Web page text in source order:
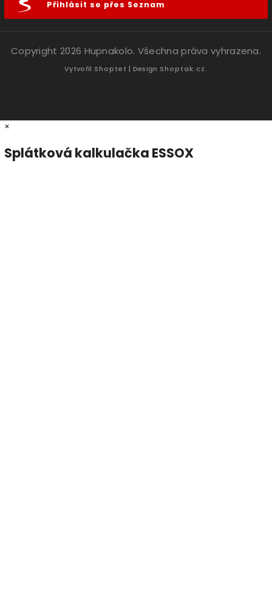
Přihlásit se přes Seznam
Copyright 2026 Hupnakolo. Všechna práva vyhrazena.
Vytvořil Shoptet | Design Shoptak.cz.
×
Splátková kalkulačka ESSOX